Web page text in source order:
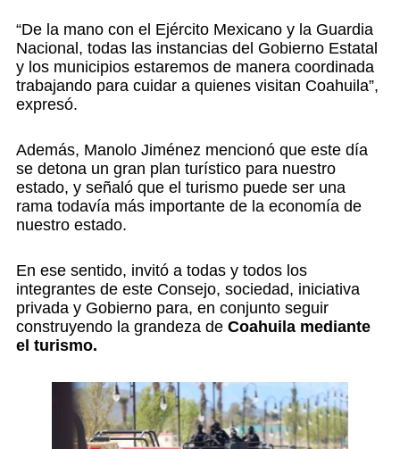
“De la mano con el Ejército Mexicano y la Guardia
Nacional, todas las instancias del Gobierno Estatal
y los municipios estaremos de manera coordinada
trabajando para cuidar a quienes visitan Coahuila”,
expresó.
Además, Manolo Jiménez mencionó que este día
se detona un gran plan turístico para nuestro
estado, y señaló que el turismo puede ser una
rama todavía más importante de la economía de
nuestro estado.
En ese sentido, invitó a todas y todos los
integrantes de este Consejo, sociedad, iniciativa
privada y Gobierno para, en conjunto seguir
construyendo la grandeza de Coahuila mediante
el turismo.